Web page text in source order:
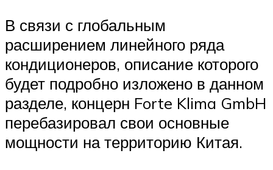
В связи с глобальным
расширением линейного ряда
кондиционеров, описание которого
будет подробно изложено в данном
разделе, концерн Forte Klima GmbH
перебазировал свои основные
мощности на территорию Китая.